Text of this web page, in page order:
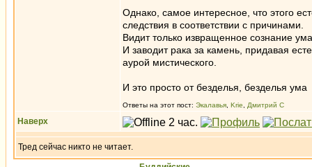
Однако, самое интересное, что этого
следствия в соответствии с причинами.
Видит только извращенное сознание
И заводит рака за камень, придавая
аурой мистического.
И это просто от безделья, безделья ума
Ответы на этот пост: Экалавья Krie Дмитрий С
Наверх
Тред сейчас никто не читает.